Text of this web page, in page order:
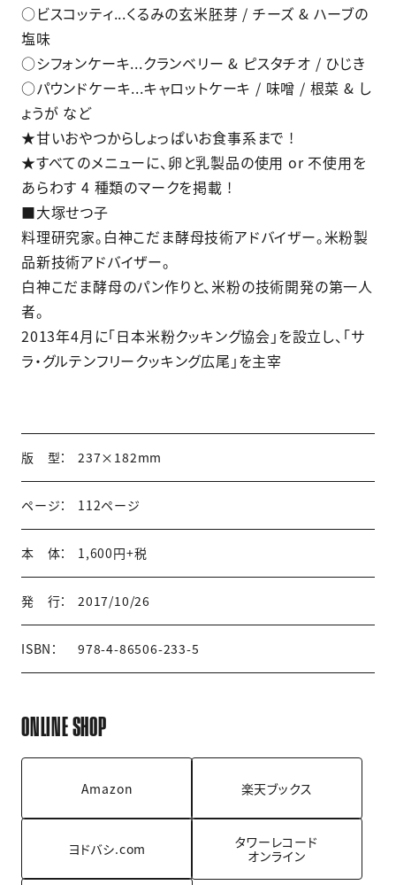
○ビスコッティ...くるみの玄米胚芽 / チーズ & ハーブの
塩味
○シフォンケーキ...クランベリー & ピスタチオ / ひじき
○パウンドケーキ...キャロットケーキ / 味噌 / 根菜 & し
ょうが など
★甘いおやつからしょっぱいお食事系まで !
★すべてのメニューに、卵と乳製品の使用 or 不使用を
あらわす 4 種類のマークを掲載 !
■大塚せつ子
料理研究家。白神こだま酵母技術アドバイザー。米粉製
品新技術アドバイザー。
白神こだま酵母のパン作りと、米粉の技術開発の第一人
者。
2013年4月に「日本米粉クッキング協会」を設立し、「サ
ラ・グルテンフリークッキング広尾」を主宰
版 型： 237×182mm
ページ： 112ページ
本 体： 1,600円+税
発 行： 2017/10/26
ISBN： 978-4-86506-233-5
ONLINE SHOP
Amazon 楽天ブックス
ヨドバシ.com
タワーレコード
オンライン